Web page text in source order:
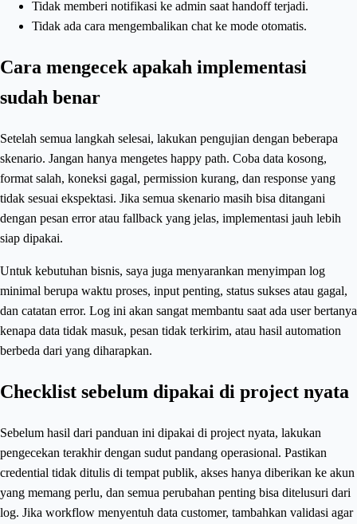
Tidak memberi notifikasi ke admin saat handoff terjadi.
Tidak ada cara mengembalikan chat ke mode otomatis.
Cara mengecek apakah implementasi
sudah benar
Setelah semua langkah selesai, lakukan pengujian dengan beberapa
skenario. Jangan hanya mengetes happy path. Coba data kosong,
format salah, koneksi gagal, permission kurang, dan response yang
tidak sesuai ekspektasi. Jika semua skenario masih bisa ditangani
dengan pesan error atau fallback yang jelas, implementasi jauh lebih
siap dipakai.
Untuk kebutuhan bisnis, saya juga menyarankan menyimpan log
minimal berupa waktu proses, input penting, status sukses atau gagal,
dan catatan error. Log ini akan sangat membantu saat ada user bertanya
kenapa data tidak masuk, pesan tidak terkirim, atau hasil automation
berbeda dari yang diharapkan.
Checklist sebelum dipakai di project nyata
Sebelum hasil dari panduan ini dipakai di project nyata, lakukan
pengecekan terakhir dengan sudut pandang operasional. Pastikan
credential tidak ditulis di tempat publik, akses hanya diberikan ke akun
yang memang perlu, dan semua perubahan penting bisa ditelusuri dari
log. Jika workflow menyentuh data customer, tambahkan validasi agar